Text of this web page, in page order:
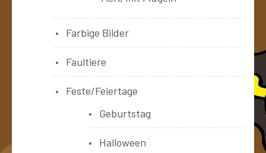
Farbige Bilder
Faultiere
Feste/Feiertage
Geburtstag
Halloween